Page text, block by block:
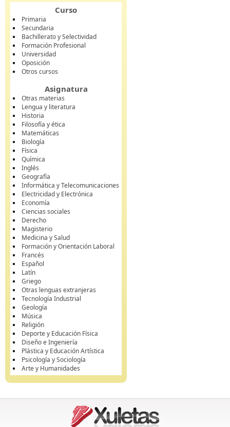
Curso
Primaria
Secundaria
Bachillerato y Selectividad
Formación Profesional
Universidad
Oposición
Otros cursos
Asignatura
Otras materias
Lengua y literatura
Historia
Filosofía y ética
Matemáticas
Biología
Física
Química
Inglés
Geografía
Informática y Telecomunicaciones
Electricidad y Electrónica
Economía
Ciencias sociales
Derecho
Magisterio
Medicina y Salud
Formación y Orientación Laboral
Francés
Español
Latín
Griego
Otras lenguas extranjeras
Tecnología Industrial
Geología
Música
Religión
Deporte y Educación Física
Diseño e Ingeniería
Plástica y Educación Artística
Psicología y Sociología
Arte y Humanidades